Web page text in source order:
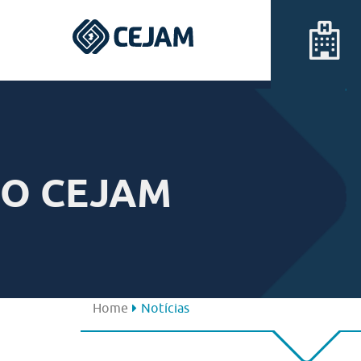
O CEJAM
Home Notícias